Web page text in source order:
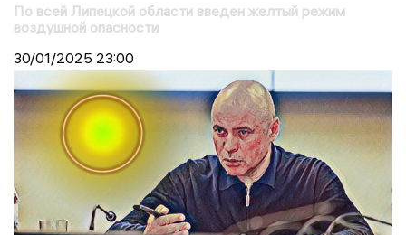
По всей Липецкой области введен желтый режим
воздушной опасности
30/01/2025 23:00